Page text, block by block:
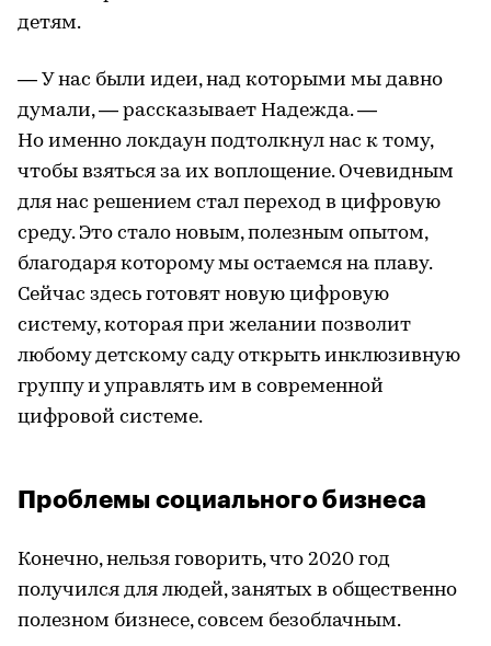
детям.
— У нас были идеи, над которыми мы давно
думали, — рассказывает Надежда. —
Но именно локдаун подтолкнул нас к тому,
чтобы взяться за их воплощение. Очевидным
для нас решением стал переход в цифровую
среду. Это стало новым, полезным опытом,
благодаря которому мы остаемся на плаву.
Сейчас здесь готовят новую цифровую
систему, которая при желании позволит
любому детскому саду открыть инклюзивную
группу и управлять им в современной
цифровой системе.
Проблемы социального бизнеса
Конечно, нельзя говорить, что 2020 год
получился для людей, занятых в общественно
полезном бизнесе, совсем безоблачным.